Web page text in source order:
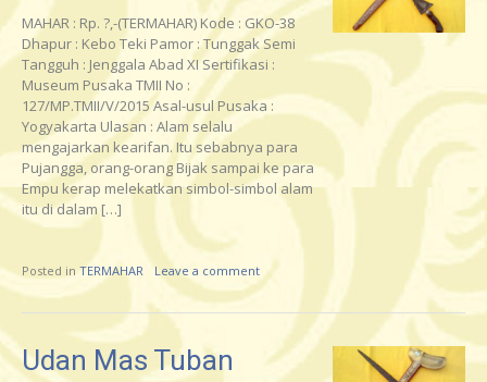
MAHAR : Rp. ?,-(TERMAHAR) Kode : GKO-38
Dhapur : Kebo Teki Pamor : Tunggak Semi
Tangguh : Jenggala Abad XI Sertifikasi :
Museum Pusaka TMII No :
127/MP.TMII/V/2015 Asal-usul Pusaka :
Yogyakarta Ulasan : Alam selalu
mengajarkan kearifan. Itu sebabnya para
Pujangga, orang-orang Bijak sampai ke para
Empu kerap melekatkan simbol-simbol alam
itu di dalam […]
Posted inTERMAHAR Leave a comment
Udan Mas Tuban